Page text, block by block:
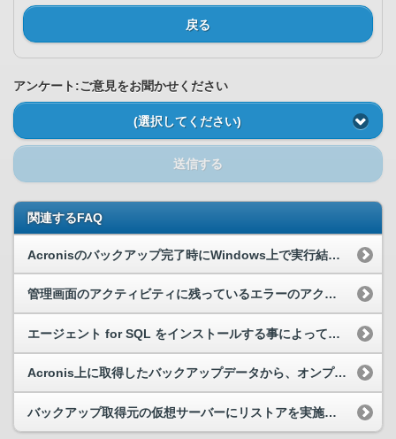
戻る
アンケート:ご意見をお聞かせください
(選択してください)
送信する
関連するFAQ
Acronisのバックアップ完了時にWindows上で実行結果を取得し連携したい。
管理画面のアクティビティに残っているエラーのアクティビティが削除できない。
エージェント for SQL をインストールする事によって、データベースのみの復元が可能ですか。
Acronis上に取得したバックアップデータから、オンプレの物理サーバーに対してパーティション単位での復元は可能ですか。
バックアップ取得元の仮想サーバーにリストアを実施する場合、仮想サーバー再起動が必要ですか｡